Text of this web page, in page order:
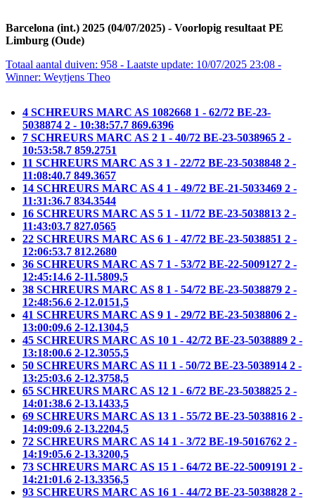
Barcelona (int.) 2025 (04/07/2025) - Voorlopig resultaat PE
Limburg (Oude)
Totaal aantal duiven: 958 - Laatste update: 10/07/2025 23:08 -
Winner: Weytjens Theo
4 SCHREURS MARC AS 1082668 1 - 62/72 BE-23-
5038874 2 - 10:38:57.7 869.6396
7 SCHREURS MARC AS 2 1 - 40/72 BE-23-5038965 2 -
10:53:58.7 859.2751
11 SCHREURS MARC AS 3 1 - 22/72 BE-23-5038848 2 -
11:08:40.7 849.3657
14 SCHREURS MARC AS 4 1 - 49/72 BE-21-5033469 2 -
11:31:36.7 834.3544
16 SCHREURS MARC AS 5 1 - 11/72 BE-23-5038813 2 -
11:43:03.7 827.0565
22 SCHREURS MARC AS 6 1 - 47/72 BE-23-5038851 2 -
12:06:53.7 812.2680
36 SCHREURS MARC AS 7 1 - 53/72 BE-22-5009127 2 -
12:45:14.6 2-11.5809,5
38 SCHREURS MARC AS 8 1 - 54/72 BE-23-5038879 2 -
12:48:56.6 2-12.0151,5
41 SCHREURS MARC AS 9 1 - 29/72 BE-23-5038806 2 -
13:00:09.6 2-12.1304,5
45 SCHREURS MARC AS 10 1 - 42/72 BE-23-5038889 2 -
13:18:00.6 2-12.3055,5
50 SCHREURS MARC AS 11 1 - 50/72 BE-23-5038914 2 -
13:25:03.6 2-12.3758,5
65 SCHREURS MARC AS 12 1 - 6/72 BE-23-5038825 2 -
14:01:38.6 2-13.1433,5
69 SCHREURS MARC AS 13 1 - 55/72 BE-23-5038816 2 -
14:09:09.6 2-13.2204,5
72 SCHREURS MARC AS 14 1 - 3/72 BE-19-5016762 2 -
14:19:05.6 2-13.3200,5
73 SCHREURS MARC AS 15 1 - 64/72 BE-22-5009191 2 -
14:21:01.6 2-13.3356,5
93 SCHREURS MARC AS 16 1 - 44/72 BE-23-5038828 2 -